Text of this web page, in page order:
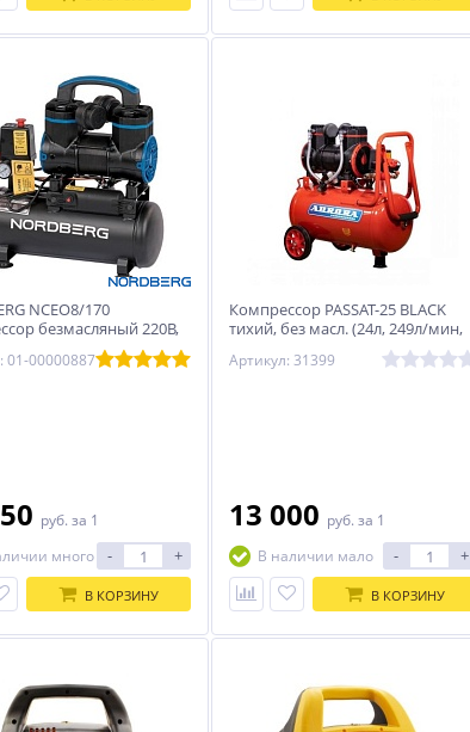
NCEO8/170
безмасляный 220В,
01-00000887
руб. за 1
много
- +
В КОРЗИНУ
Компрессор PASSAT-25 BLACK
тихий, без масл. (24л, 249л/мин,
Артикул: 31399
13 000 руб. за 1
В наличии мало
- +
В КОРЗИНУ